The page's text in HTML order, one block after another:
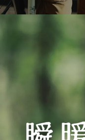
The SWEAT 吊裏毛フルジップパーカー